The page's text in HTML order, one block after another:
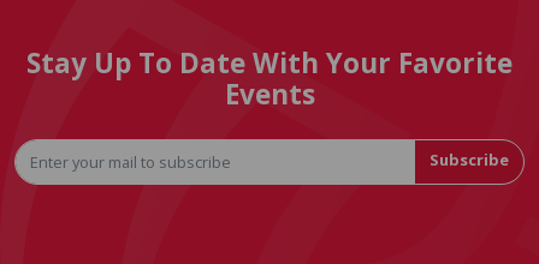
Stay Up To Date With Your Favorite
Events
Subscribe